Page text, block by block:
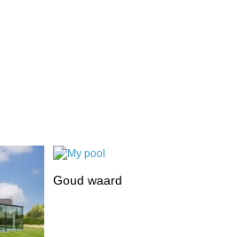
Goud waard